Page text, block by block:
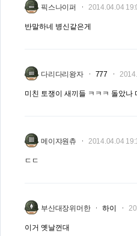
픽스나이퍼 2014.04.04
반말하네 병신같은게
다리다리왕자 777
미친 토쟁이 새끼들 ㅋㅋㅋ 돌았나
메이쟈원츄 2014.04.04
ㄷㄷ
부산대장위머한 하이
이거 옛날껀대